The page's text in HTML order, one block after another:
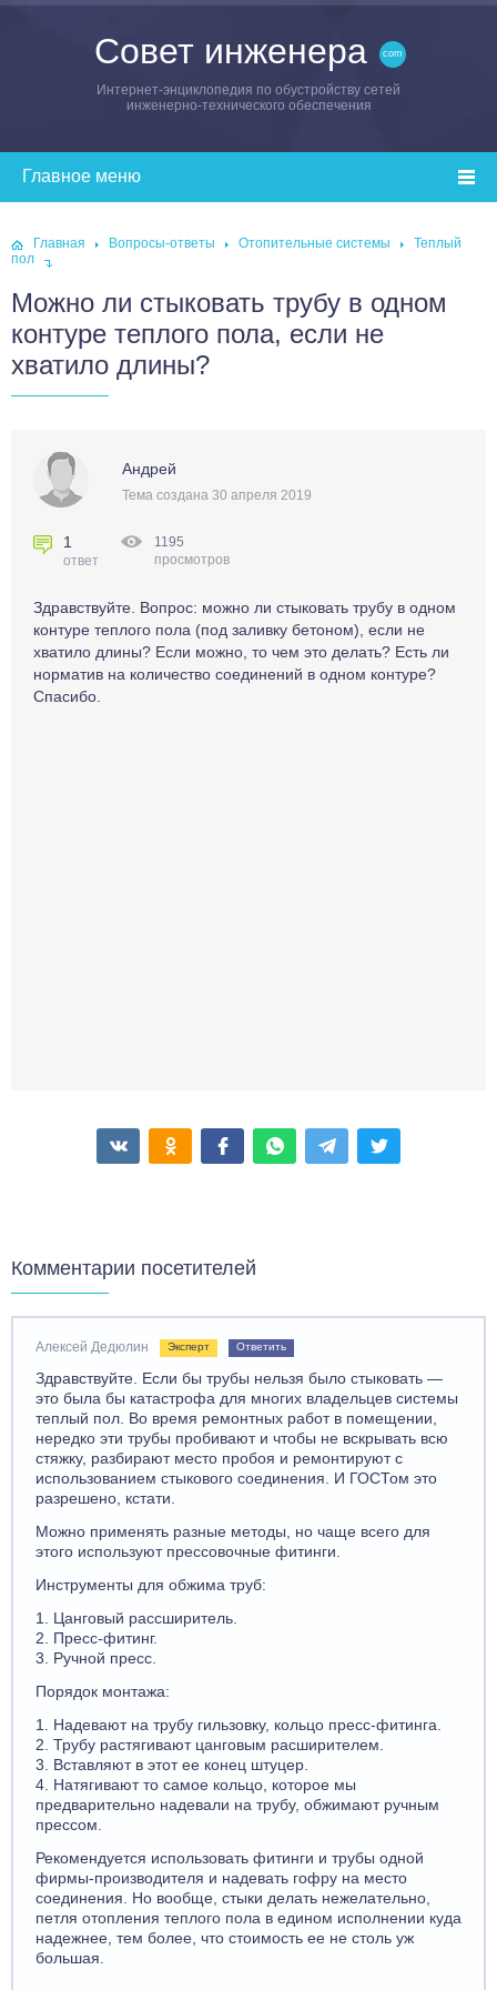
Совет инженера
Интернет-энциклопедия по обустройству сетей
инженерно-технического обеспечения
Главная Вопросы-ответы Отопительные системы
Теплый
пол
Можно ли стыковать трубу в одном
контуре теплого пола, если не
хватило длины?
Андрей
Тема создана 30 апреля 2019
1
ответ
1195
просмотров
Здравствуйте. Вопрос: можно ли стыковать трубу в одном
контуре теплого пола (под заливку бетоном), если не
хватило длины? Если можно, то чем это делать? Есть ли
норматив на количество соединений в одном контуре?
Спасибо.
Комментарии посетителей
Алексей Дедюлин Эксперт Ответить
Здравствуйте. Если бы трубы нельзя было стыковать —
это была бы катастрофа для многих владельцев системы
теплый пол. Во время ремонтных работ в помещении,
нередко эти трубы пробивают и чтобы не вскрывать всю
стяжку, разбирают место пробоя и ремонтируют с
использованием стыкового соединения. И ГОСТом это
разрешено, кстати.
Можно применять разные методы, но чаще всего для
этого используют прессовочные фитинги.
Инструменты для обжима труб:
1. Цанговый рассширитель.
2. Пресс-фитинг.
3. Ручной пресс.
Порядок монтажа:
1. Надевают на трубу гильзовку, кольцо пресс-фитинга.
2. Трубу растягивают цанговым расширителем.
3. Вставляют в этот ее конец штуцер.
4. Натягивают то самое кольцо, которое мы
предварительно надевали на трубу, обжимают ручным
прессом.
Рекомендуется использовать фитинги и трубы одной
фирмы-производителя и надевать гофру на место
соединения. Но вообще, стыки делать нежелательно,
петля отопления теплого пола в едином исполнении куда
надежнее, тем более, что стоимость ее не столь уж
большая.